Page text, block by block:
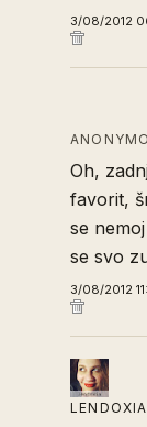
3/08/2012
Oh,
favorit,
se
se svo
3/08/2012
LENDOXIA